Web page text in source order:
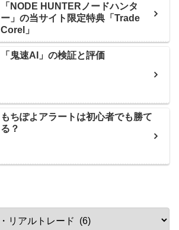
「NODE HUNTERノードハンタ
ー」の当サイト限定特典「Trade
Corel」
「鬼速AI」の検証と評価
もちぽよアラートは初心者でも勝て
る？